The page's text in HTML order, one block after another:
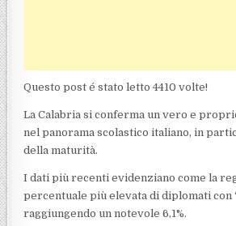
Questo post é stato letto 4410 volte!
La Calabria si conferma un vero e
nel panorama scolastico italiano, in
della maturità.
I dati più recenti evidenziano come la
percentuale più elevata di diplomati con
raggiungendo un notevole 6,1%.